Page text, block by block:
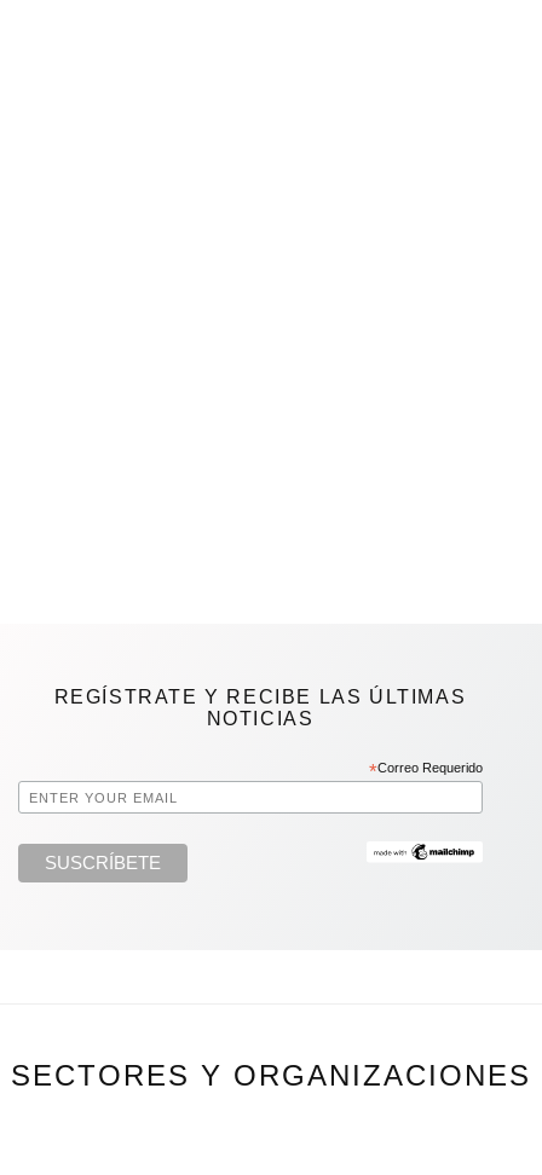
REGÍSTRATE Y RECIBE LAS ÚLTIMAS
NOTICIAS
*Correo Requerido
SECTORES Y ORGANIZACIONES